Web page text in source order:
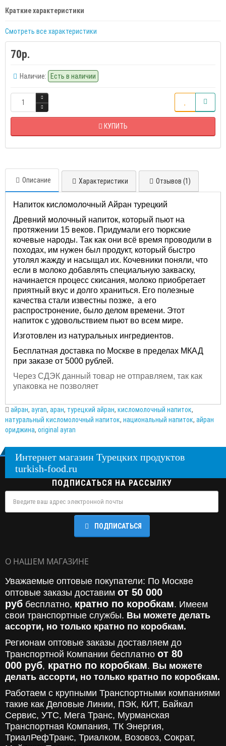
Краткие характеристики
Смотреть все характеристики
70р.
Наличие: Есть в наличии
КУПИТЬ
Описание Характеристики Отзывов (1)
Напиток кисломолочный Айран турецкий
Древний молочный напиток, который пьют на
протяжении 15 веков. Придумали его тюркские
кочевые народы. Так как они всё время проводили в
походах, им нужен был продукт, который быстро
утолял жажду и насыщал их. Кочевники поняли, что
если в молоко добавлять специальную закваску,
начинается процесс скисания, молоко приобретает
приятный вкус и долго храниться. Его полезные
качества стали известны позже, а его
распростронение, было делом времени. Этот
напиток с удовольствием пьют во всем мире.
Изготовлен из натуральных ингредиентов.
Бесплатная доставка по Москве в пределах МКАД
при заказе от 5000 рублей.
Через СДЭК данный товар не отправляем, так как
упаковка не позволяет
айран, ayran, аран, турецкий айран, кисломолочный напиток,
натуральный кисломолочный напиток, национальный напиток, айран
ориджина, original ayran
Интернет магазин Турецких продуктов
turkish-food.ru
ПОДПИСАТЬСЯ НА РАССЫЛКУ
ПОДПИСАТЬСЯ
О НАШЕМ МАГАЗИНЕ
Уважаемые оптовые покупатели: По Москве
оптовые заказы доставим от 50 000
руб бесплатно, кратно по коробкам. Имеем
свои транспортные службы. Вы можете делать
ассорти, но только кратно по коробкам.
Регионам оптовые заказы доставляем до
Транспортной Компании бесплатно от 80
000 руб, кратно по коробкам. Вы можете
делать ассорти, но только кратно по коробкам.
Работаем с крупными Транспортными компаниями
такие как Деловые Линии, ПЭК, КИТ, Байкал
Сервис, УТС, Мега Транс, Мурманская
Транспортная Компания, ТК Энергия,
ТриалРефТранс, Триалком, Возовоз, Сократ,